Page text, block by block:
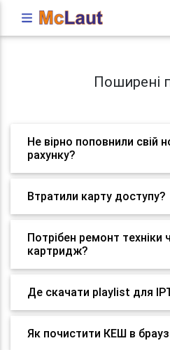
Поширені
Не вірно поповнили свій
рахунку?
Втратили карту доступу?
Потрібен ремонт техніки
картридж?
Де скачати playlist для
Як почистити КЕШ в